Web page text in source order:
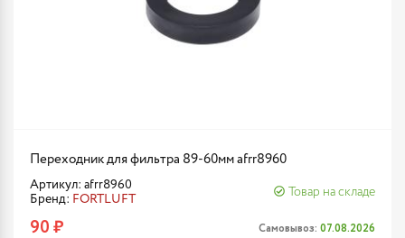
Переходник для фильтра 89-60мм afrr8960
Артикул: afrr8960
Бренд: FORTLUFT
Товар на складе
90 ₽ Самовывоз: 07.08.2026